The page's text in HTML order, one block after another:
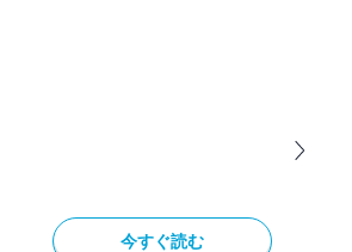
今すぐ読む